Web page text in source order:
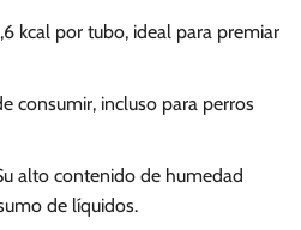
kcal por tubo, ideal para premiar
consumir, incluso para perros
alto contenido de humedad
de líquidos.